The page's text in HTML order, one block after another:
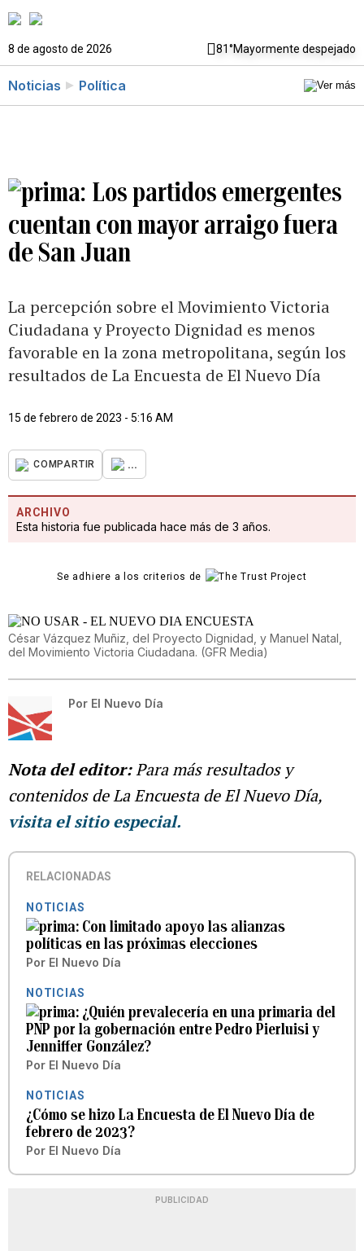
8 de agosto de 2026 81°Mayormente despejado
Noticias Política
Los partidos emergentes
cuentan con mayor arraigo fuera
de San Juan
La percepción sobre el Movimiento Victoria
Ciudadana y Proyecto Dignidad es menos
favorable en la zona metropolitana, según los
resultados de La Encuesta de El Nuevo Día
15 de febrero de 2023 - 5:16 AM
COMPARTIR ...
ARCHIVO
Esta historia fue publicada hace más de 3 años.
Se adhiere a los criterios de
César Vázquez Muñiz, del Proyecto Dignidad, y Manuel Natal,
del Movimiento Victoria Ciudadana. (GFR Media)
Por El Nuevo Día
Nota del editor:Para más resultados y
contenidos de La Encuesta de El Nuevo Día,
visita el sitio especial.
RELACIONADAS
NOTICIAS
Con limitado apoyo las alianzas
políticas en las próximas elecciones
Por El Nuevo Día
NOTICIAS
¿Quién prevalecería en una primaria del
PNP por la gobernación entre Pedro Pierluisi y
Jenniffer González?
Por El Nuevo Día
NOTICIAS
¿Cómo se hizo La Encuesta de El Nuevo Día de
febrero de 2023?
Por El Nuevo Día
PUBLICIDAD